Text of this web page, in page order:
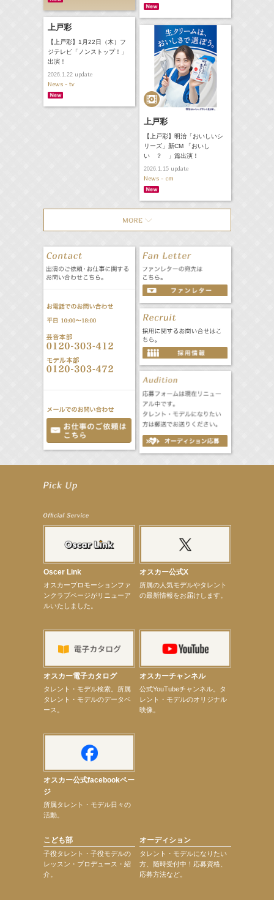
上戸彩
【上戸彩】1月22日（木）フ
ジテレビ「ノンストップ！」
出演！
2026.1.22update
News - tv
上戸彩
【上戸彩】明治「おいしいシ
リーズ」新CM 「おいし
い ？ 」篇出演！
2026.1.15update
News - cm
【elfin’】7thシングル『全世界』がFMたいはくでO.A.決定♪
【elfin’】7thシングル『全世界』がFM TANABEでO.A.決定♪
【昆虫ハンター牧田習】宝塚市立手塚治虫記念館トークショー＆宝塚文化芸術センター昆虫展示イ
【昆虫ハンター牧田習】8月13日（木）プライムツリー赤池「ふれあい昆虫フェスティバル」トーク
【井頭愛海】『小さなお葬式』TV-CM出演！
【定本楓馬】WEB DIGVII 連載企画『東京23時』に登場！
【髙橋ひかる】7月雑誌掲載情報
【elfin’】7thシングル『全世界』がFMふくろうでパワープレイO.A.決定
【上戸彩】「サントリードリームマッチ2026」 始球式
【elfin’】9月27日（日）「Beauty Voice Theater Reboot Vol.3」開催決定！
【本田紗来】「Ray」9月号発売中！
【宇垣美里】「マンガ【推しの子】展‐星のキセキ‐」オープニングイベント
【昆虫ハンター牧田習】7月25日（土）NHKラジオ「石丸謙二郎の山カフェ」出演
Oscer Link
オスカープロモーションファ
ンクラブページがリニューア
ルいたしました。
オスカー公式X
所属の人気モデルやタレント
の最新情報をお届けします。
オスカー電子カタログ
タレント・モデル検索。所属
タレント・モデルのデータベ
ース。
オスカーチャンネル
公式YouTubeチャンネル。タ
レント・モデルのオリジナル
映像。
オスカー公式facebookペー
ジ
所属タレント・モデル日々の
活動。
こども部
子役タレント・子役モデルの
レッスン・プロデュース・紹
介。
オーディション
タレント・モデルになりたい
方、随時受付中！応募資格、
応募方法など。